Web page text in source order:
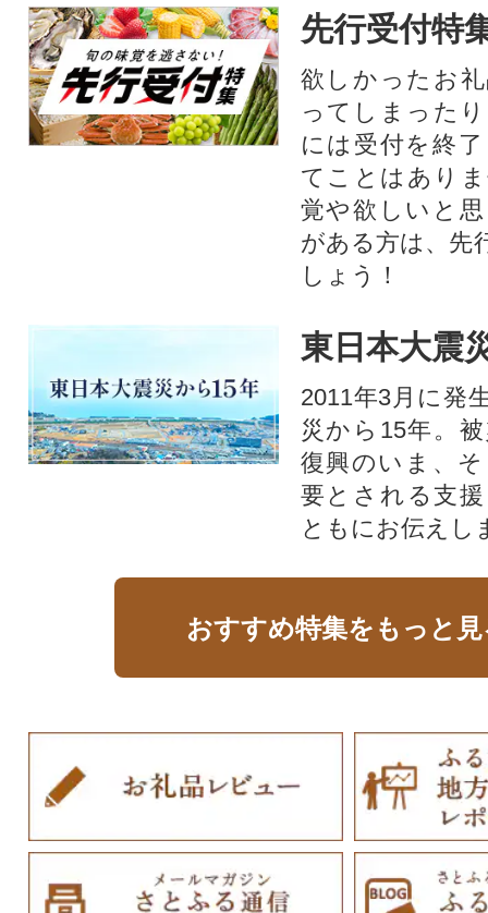
先行受付特
欲しかったお
ってしまった
には受付を終
てことはあり
覚や欲しいと
がある方は、先
しょう！
東日本大震
2011年3月に発
災から15年。
復興のいま、
要とされる支
ともにお伝えし
おすすめ特集をもっと